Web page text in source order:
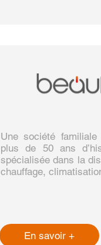
Une société
plus de 50 ans
spécialisée dans la
chauffage,
En savoir +